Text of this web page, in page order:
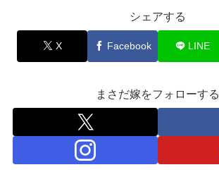
シェアする
X Facebook LINE
まさだ嫁をフォローする